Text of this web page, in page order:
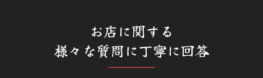
お店に関する
様々な質問に丁寧に回答